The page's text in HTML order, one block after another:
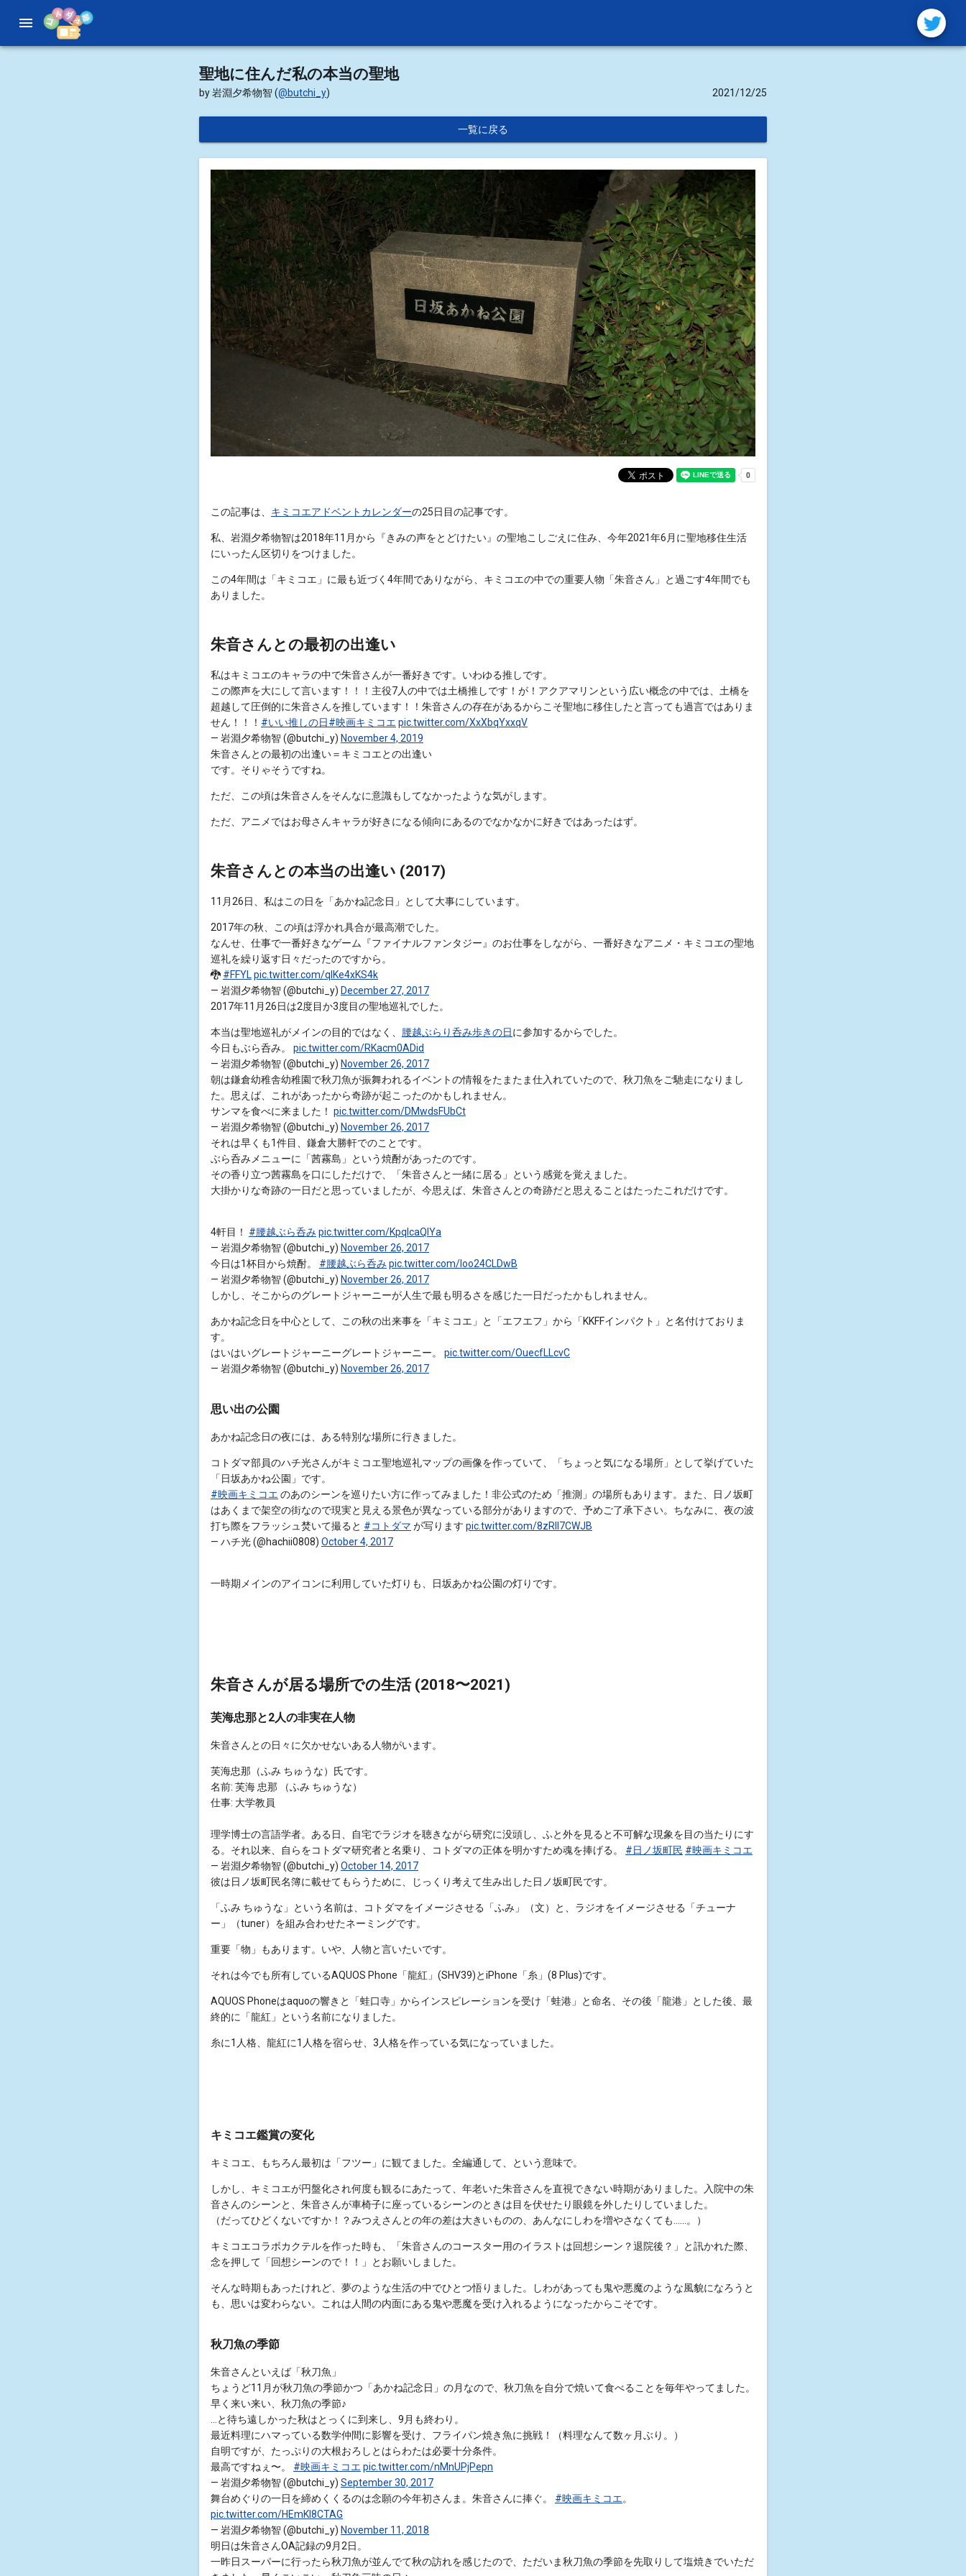
menu
聖地に住んだ私の本当の聖地
by 岩淵夕希物智 (@butchi_y) 2021/12/25
一覧に戻る
この記事は、 キミコエアドベントカレンダーの25日目の記事です。
私、岩淵夕希物智は2018年11月から『きみの声をとどけたい』の聖地こしごえに住み、今年2021年6月に聖地移住生活
にいったん区切りをつけました。
この4年間は「キミコエ」に最も近づく4年間でありながら、キミコエの中での重要人物「朱音さん」と過ごす4年間でも
ありました。
朱音さんとの最初の出逢い
私はキミコエのキャラの中で朱音さんが一番好きです。いわゆる推しです。
この際声を大にして言います！！！主役7人の中では土橋推しです！が！アクアマリンという広い概念の中では、土橋を
超越して圧倒的に朱音さんを推しています！！朱音さんの存在があるからこそ聖地に移住したと言っても過言ではありま
せん！！！ #いい推しの日#映画キミコエ pic.twitter.com/XxXbqYxxqV
— 岩淵夕希物智 (@butchi_y) November 4, 2019
朱音さんとの最初の出逢い＝キミコエとの出逢い
です。そりゃそうですね。
ただ、この頃は朱音さんをそんなに意識もしてなかったような気がします。
ただ、アニメではお母さんキャラが好きになる傾向にあるのでなかなかに好きではあったはず。
朱音さんとの本当の出逢い (2017)
11月26日、私はこの日を「あかね記念日」として大事にしています。
2017年の秋、この頃は浮かれ具合が最高潮でした。
なんせ、仕事で一番好きなゲーム『ファイナルファンタジー』のお仕事をしながら、一番好きなアニメ・キミコエの聖地
巡礼を繰り返す日々だったのですから。
🐉 #FFYL pic.twitter.com/qlKe4xKS4k
— 岩淵夕希物智 (@butchi_y) December 27, 2017
2017年11月26日は2度目か3度目の聖地巡礼でした。
本当は聖地巡礼がメインの目的ではなく、 腰越ぶらり呑み歩きの日に参加するからでした。
今日もぶら呑み。 pic.twitter.com/RKacm0ADid
— 岩淵夕希物智 (@butchi_y) November 26, 2017
朝は鎌倉幼稚舎幼稚園で秋刀魚が振舞われるイベントの情報をたまたま仕入れていたので、秋刀魚をご馳走になりまし
た。思えば、これがあったから奇跡が起こったのかもしれません。
サンマを食べに来ました！ pic.twitter.com/DMwdsFUbCt
— 岩淵夕希物智 (@butchi_y) November 26, 2017
それは早くも1件目、鎌倉大勝軒でのことです。
ぶら呑みメニューに「茜霧島」という焼酎があったのです。
その香り立つ茜霧島を口にしただけで、「朱音さんと一緒に居る」という感覚を覚えました。
大掛かりな奇跡の一日だと思っていましたが、今思えば、朱音さんとの奇跡だと思えることはたったこれだけです。
4軒目！ #腰越ぶら呑み pic.twitter.com/KpqlcaQIYa
— 岩淵夕希物智 (@butchi_y) November 26, 2017
今日は1杯目から焼酎。 #腰越ぶら呑み pic.twitter.com/Ioo24CLDwB
— 岩淵夕希物智 (@butchi_y) November 26, 2017
しかし、そこからのグレートジャーニーが人生で最も明るさを感じた一日だったかもしれません。
あかね記念日を中心として、この秋の出来事を「キミコエ」と「エフエフ」から「KKFFインパクト」と名付けておりま
す。
はいはいグレートジャーニーグレートジャーニー。 pic.twitter.com/OuecfLLcvC
— 岩淵夕希物智 (@butchi_y) November 26, 2017
思い出の公園
あかね記念日の夜には、ある特別な場所に行きました。
コトダマ部員のハチ光さんがキミコエ聖地巡礼マップの画像を作っていて、「ちょっと気になる場所」として挙げていた
「日坂あかね公園」です。
#映画キミコエ のあのシーンを巡りたい方に作ってみました！非公式のため「推測」の場所もあります。また、日ノ坂町
はあくまで架空の街なので現実と見える景色が異なっている部分がありますので、予めご了承下さい。ちなみに、夜の波
打ち際をフラッシュ焚いて撮ると #コトダマ が写ります pic.twitter.com/8zRIl7CWJB
— ハチ光 (@hachii0808) October 4, 2017
一時期メインのアイコンに利用していた灯りも、日坂あかね公園の灯りです。
朱音さんが居る場所での生活 (2018〜2021)
芙海忠那と2人の非実在人物
朱音さんとの日々に欠かせないある人物がいます。
芙海忠那（ふみ ちゅうな）氏です。
名前: 芙海 忠那 （ふみ ちゅうな）
仕事: 大学教員
理学博士の言語学者。ある日、自宅でラジオを聴きながら研究に没頭し、ふと外を見ると不可解な現象を目の当たりにす
る。それ以来、自らをコトダマ研究者と名乗り、コトダマの正体を明かすため魂を捧げる。 #日ノ坂町民 #映画キミコエ
— 岩淵夕希物智 (@butchi_y) October 14, 2017
彼は日ノ坂町民名簿に載せてもらうために、じっくり考えて生み出した日ノ坂町民です。
「ふみ ちゅうな」という名前は、コトダマをイメージさせる「ふみ」（文）と、ラジオをイメージさせる「チューナ
ー」（tuner）を組み合わせたネーミングです。
重要「物」もあります。いや、人物と言いたいです。
それは今でも所有しているAQUOS Phone「龍紅」(SHV39)とiPhone「糸」(8 Plus)です。
AQUOS Phoneはaquoの響きと「蛙口寺」からインスピレーションを受け「蛙港」と命名、その後「龍港」とした後、最
終的に「龍紅」という名前になりました。
糸に1人格、龍紅に1人格を宿らせ、3人格を作っている気になっていました。
キミコエ鑑賞の変化
キミコエ、もちろん最初は「フツー」に観てました。全編通して、という意味で。
しかし、キミコエが円盤化され何度も観るにあたって、年老いた朱音さんを直視できない時期がありました。入院中の朱
音さんのシーンと、朱音さんが車椅子に座っているシーンのときは目を伏せたり眼鏡を外したりしていました。
（だってひどくないですか！？みつえさんとの年の差は大きいものの、あんなにしわを増やさなくても……。）
キミコエコラボカクテルを作った時も、「朱音さんのコースター用のイラストは回想シーン？退院後？」と訊かれた際、
念を押して「回想シーンので！！」とお願いしました。
そんな時期もあったけれど、夢のような生活の中でひとつ悟りました。しわがあっても鬼や悪魔のような風貌になろうと
も、思いは変わらない。これは人間の内面にある鬼や悪魔を受け入れるようになったからこそです。
秋刀魚の季節
朱音さんといえば「秋刀魚」
ちょうど11月が秋刀魚の季節かつ「あかね記念日」の月なので、秋刀魚を自分で焼いて食べることを毎年やってました。
早く来い来い、秋刀魚の季節♪
…と待ち遠しかった秋はとっくに到来し、9月も終わり。
最近料理にハマっている数学仲間に影響を受け、フライパン焼き魚に挑戦！（料理なんて数ヶ月ぶり。）
自明ですが、たっぷりの大根おろしとはらわたは必要十分条件。
最高ですねぇ〜。 #映画キミコエ pic.twitter.com/nMnUPjPepn
— 岩淵夕希物智 (@butchi_y) September 30, 2017
舞台めぐりの一日を締めくくるのは念願の今年初さんま。朱音さんに捧ぐ。 #映画キミコエ。
pic.twitter.com/HEmKI8CTAG
— 岩淵夕希物智 (@butchi_y) November 11, 2018
明日は朱音さんOA記録の9月2日。
一昨日スーパーに行ったら秋刀魚が並んでて秋の訪れを感じたので、ただいま秋刀魚の季節を先取りして塩焼きでいただ